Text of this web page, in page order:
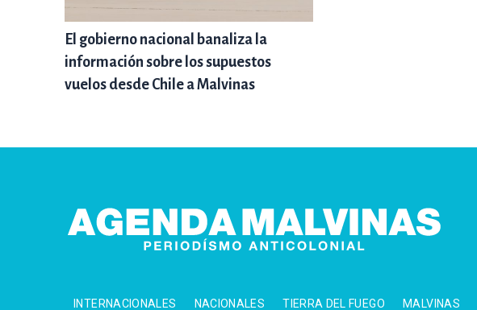
El gobierno nacional banaliza la
información sobre los supuestos
vuelos desde Chile a Malvinas
INTERNACIONALES NACIONALES TIERRA DEL FUEGO MALVINAS